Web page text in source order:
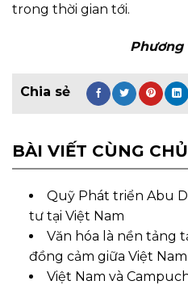
trong thời gian tới.
Phương
BÀI VIẾT CÙNG
Quỹ Phát triển Abu
tư tại Việt Nam
Văn hóa là nền tảng
đồng cảm giữa Việt
Việt Nam và